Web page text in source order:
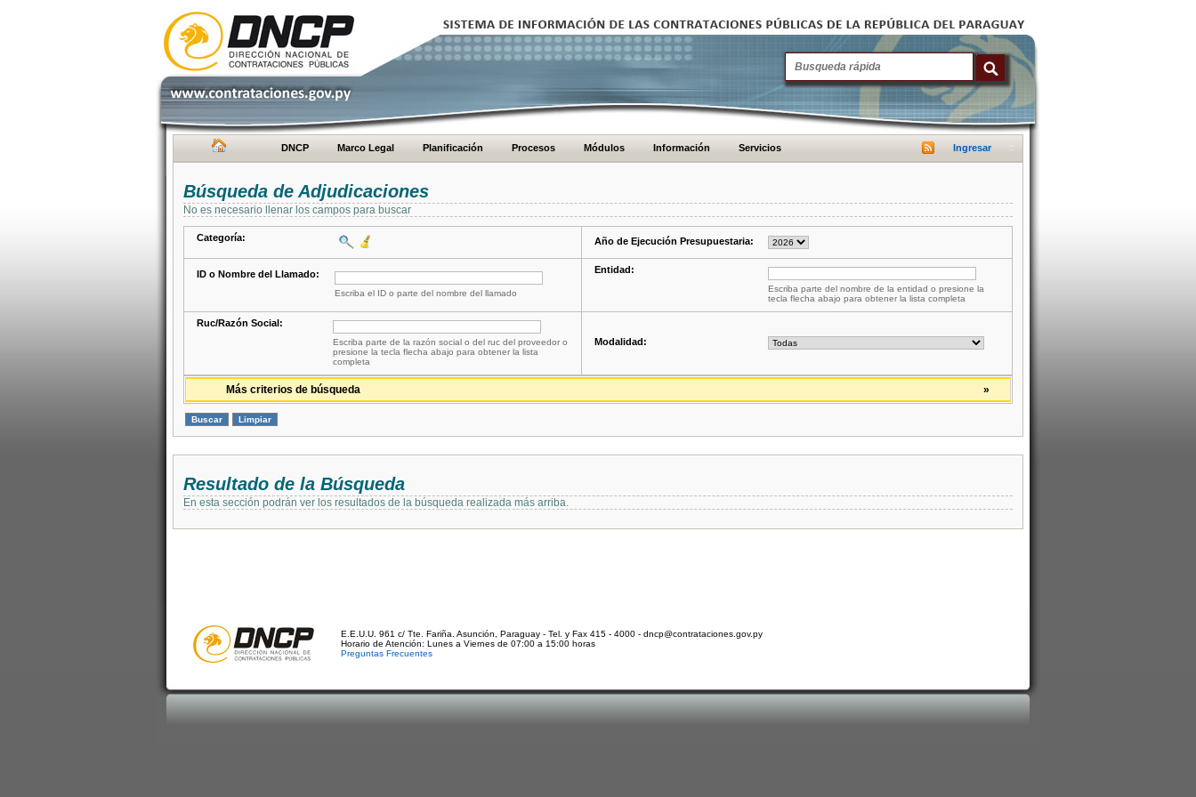
DNCP Marco Legal Planificación Procesos Módulos Información Servicios Ingresar
Búsqueda de Adjudicaciones
No es necesario llenar los campos para buscar
Categoría: Año de Ejecución Presupuestaria:
ID o Nombre del Llamado:
Escriba el ID o parte del nombre del llamado
Entidad:
Escriba parte del nombre de la entidad o presione la
tecla flecha abajo para obtener la lista completa
Ruc/Razón Social:
Escriba parte de la razón social o del ruc del proveedor o
presione la tecla flecha abajo para obtener la lista
completa
Modalidad:
»
Más criterios de búsqueda
Resultado de la Búsqueda
En esta sección podrán ver los resultados de la búsqueda realizada más arriba.
E.E.U.U. 961 c/ Tte. Fariña. Asunción, Paraguay - Tel. y Fax 415 - 4000 - dncp@contrataciones.gov.py
Horario de Atención: Lunes a Viernes de 07:00 a 15:00 horas
Preguntas Frecuentes